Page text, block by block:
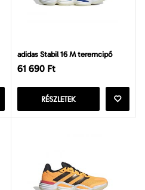
adidas Stabil 16 M teremcipő
61 690 Ft
RÉSZLETEK